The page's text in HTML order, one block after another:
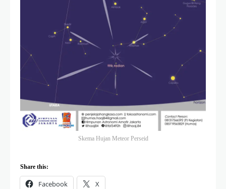
Skema Hujan Meteor Perseid
Share this:
Facebook X